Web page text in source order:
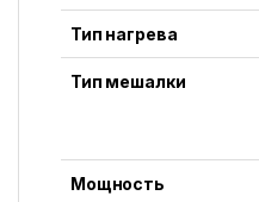
Тип нагрева
Тип мешалки
Мощность